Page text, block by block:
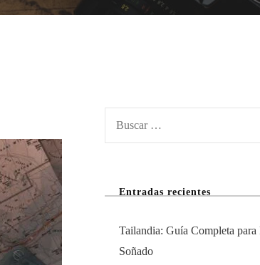
Entradas recientes
Tailandia: Guía Completa para
Soñado